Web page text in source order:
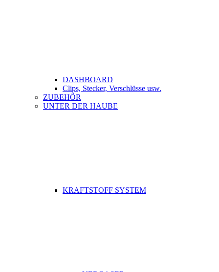
DASHBOARD
Clips, Stecker, Verschlüsse usw.
ZUBEHÖR
UNTER DER HAUBE
KRAFTSTOFF SYSTEM